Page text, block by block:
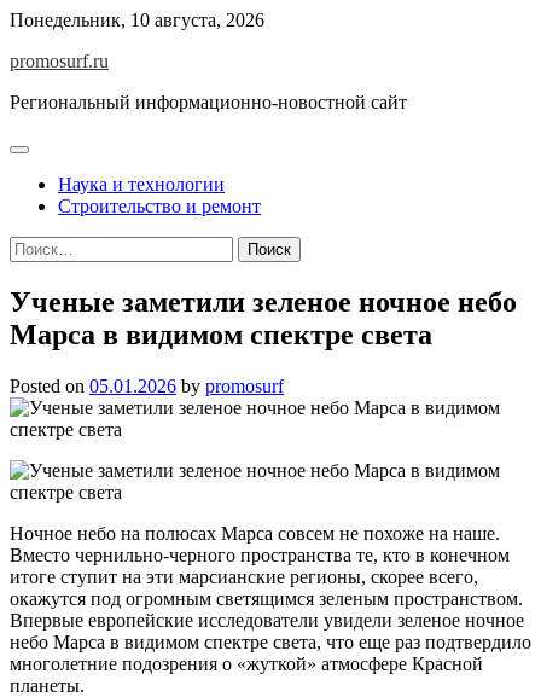
Skip
content
Понедельник, 10 августа, 2026
promosurf.ru
Региональный информационно-новостной сайт
Наука и технологии
Строительство и ремонт
Найти:
Ученые заметили зеленое ночное небо
Марса в видимом спектре света
Posted on 05.01.2026 by promosurf
Ночное небо на полюсах Марса совсем не похоже на наше.
Вместо чернильно-черного пространства те, кто в конечном
итоге ступит на эти марсианские регионы, скорее всего,
окажутся под огромным светящимся зеленым пространством.
Впервые европейские исследователи увидели зеленое ночное
небо Марса в видимом спектре света, что еще раз подтвердило
многолетние подозрения о «жуткой» атмосфере Красной
планеты.